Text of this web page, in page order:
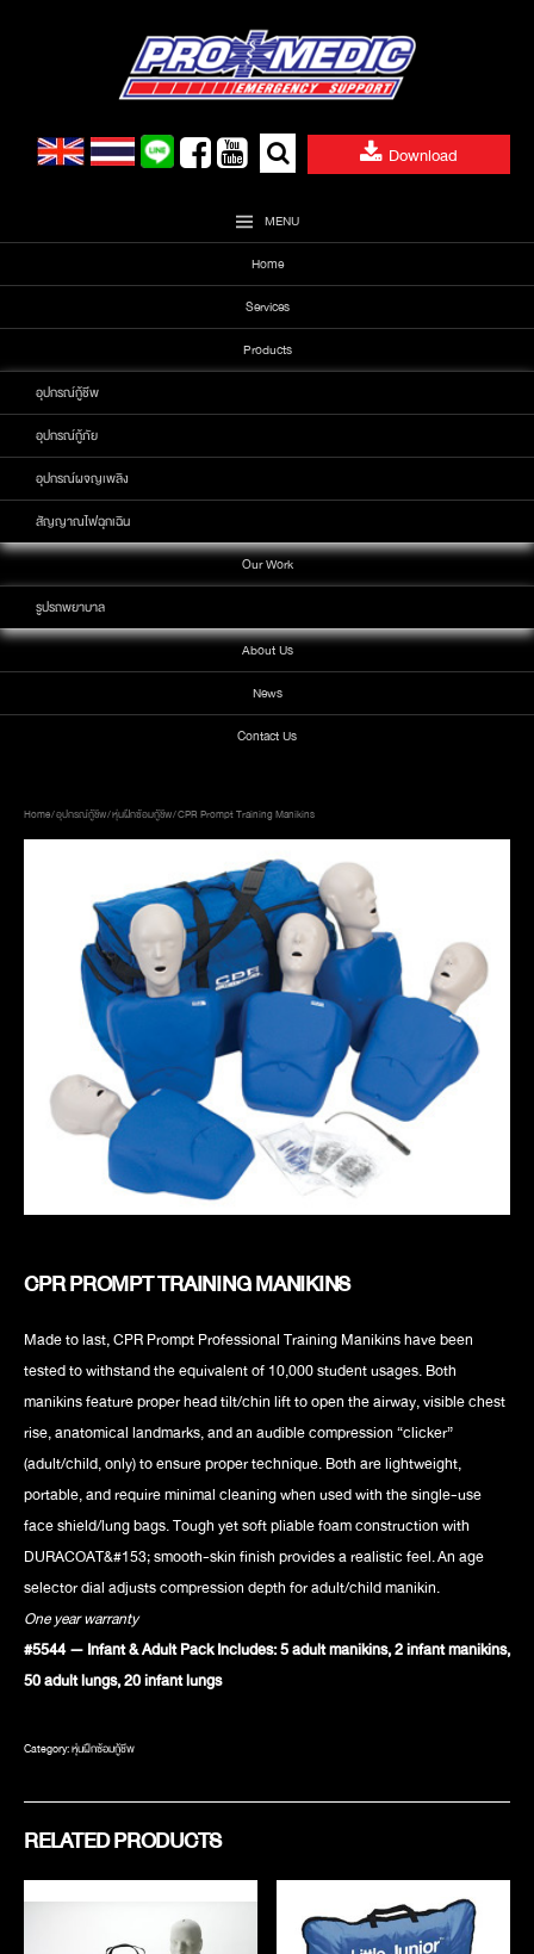
Download
Search
for:
MENU
Home
Services
Products
อุปกรณ์กู้ชีพ
อุปกรณ์กู้ภัย
อุปกรณ์ผจญเพลิง
สัญญาณไฟฉุกเฉิน
Our Work
รูปรถพยาบาล
About Us
News
Contact Us
Home/อุปกรณ์กู้ชีพ/หุ่นฝึกซ้อมกู้ชีพ/ CPR Prompt Training Manikins
CPR PROMPT TRAINING MANIKINS
Made to last, CPR Prompt Professional Training Manikins have been
tested to withstand the equivalent of 10,000 student usages. Both
manikins feature proper head tilt/chin lift to open the airway, visible chest
rise, anatomical landmarks, and an audible compression “clicker”
(adult/child, only) to ensure proper technique. Both are lightweight,
portable, and require minimal cleaning when used with the single-use
face shield/lung bags. Tough yet soft pliable foam construction with
DURACOAT&#153; smooth-skin finish provides a realistic feel. An age
selector dial adjusts compression depth for adult/child manikin.
One year warranty
#5544 — Infant & Adult Pack Includes: 5 adult manikins, 2 infant manikins,
50 adult lungs, 20 infant lungs
Category:หุ่นฝึกซ้อมกู้ชีพ
RELATED PRODUCTS